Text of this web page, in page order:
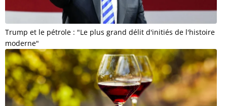
Trump et le pétrole : "Le plus grand délit d'initiés de l'histoire
moderne"